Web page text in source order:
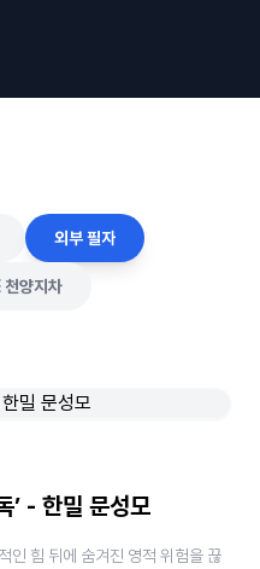
외부 필자
양지차
’ - 한밀 문성모
인 힘 뒤에 숨겨진 영적 위험을 끊